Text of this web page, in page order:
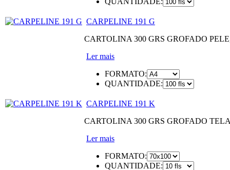
CARPELINE 191 G
CARTOLINA 300 GRS GROFADO
Ler mais
FORMATO:
QUANTIDADE:
CARPELINE 191 K
CARTOLINA 300 GRS GROFADO
Ler mais
FORMATO:
QUANTIDADE: